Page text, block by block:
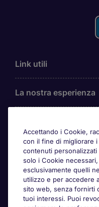
Link utili
La nostra esperienza
Awards
Accettando i Cookie,
con il fine di migliorare
contenuti
solo i Cookie
esclusivamente quelli
utilizzo e per accedere
sito web, senza fornirti
tuoi interessi. Puoi